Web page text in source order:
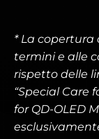
* La
termini e alle
rispetto delle
“Special Care
for QD-OLED